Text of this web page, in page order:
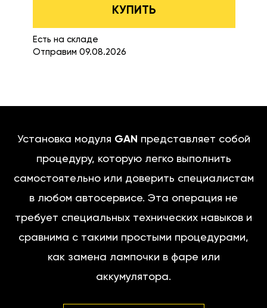
КУПИТЬ
Есть на складе
Отправим 09.08.2026
Установка модуля GAN представляет собой
процедуру, которую легко выполнить
самостоятельно или доверить специалистам
в любом автосервисе. Эта операция не
требует специальных технических навыков и
сравнима с такими простыми процедурами,
как замена лампочки в фаре или
аккумулятора.